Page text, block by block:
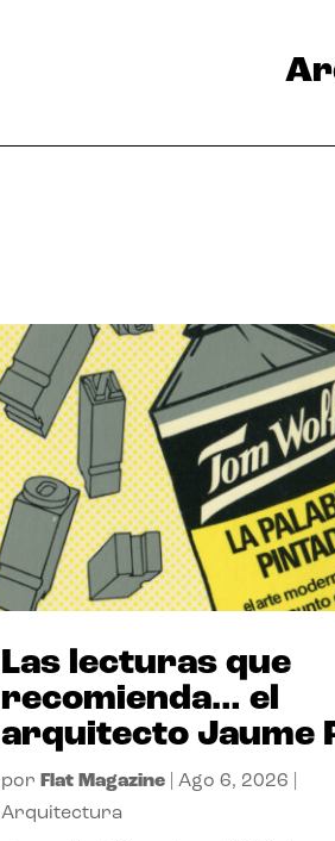
Las lecturas que
recomienda… el
arquitecto Jaume
por Flat Magazine| Ago 6, 2026
Arquitectura